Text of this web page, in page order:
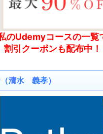
のUdemyコースの一覧
割引クーポンも配布中！
清水 義孝）